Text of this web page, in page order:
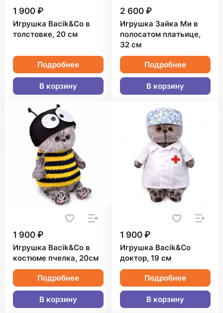
1 900 ₽
Игрушка Bacik&Co в
толстовке, 20 см
Подробнее
В корзину
2 600 ₽
Игрушка Зайка Ми в
полосатом платьице,
32 см
Подробнее
В корзину
1 900 ₽
Игрушка Bacik&Co в
костюме пчелка, 20см
Подробнее
В корзину
1 900 ₽
Игрушка Bacik&Co
доктор, 19 см
Подробнее
В корзину